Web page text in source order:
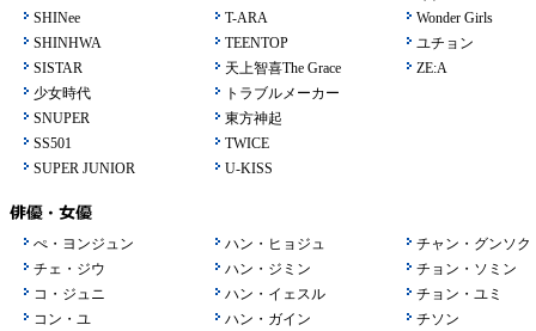
SHINee
SHINHWA
SISTAR
少女時代
SNUPER
SS501
SUPER JUNIOR
T-ARA
TEENTOP
天上智喜The Grace
トラブルメーカー
東方神起
TWICE
U-KISS
Wonder Girls
ユチョン
ZE:A
ぺ・ヨンジュン
チェ・ジウ
コ・ジュニ
コン・ユ
ハン・ヒョジュ
ハン・ジミン
ハン・イェスル
ハン・ガイン
チャン・グンソク
チョン・ソミン
チョン・ユミ
チソン